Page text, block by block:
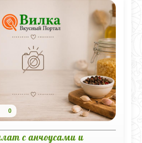
0
с анчоусами и